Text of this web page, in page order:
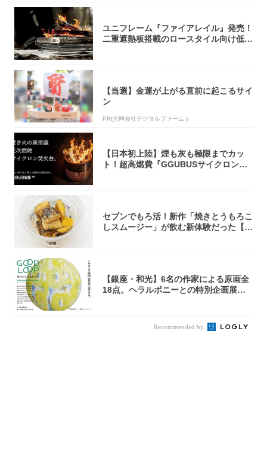
ユニフレーム『ファイアレイル』発売！
二重遮熱板搭載のロースタイル向け低型
【当選】金運が上がる直前に起こるサイ
ン
PR(合同会社デジタルファーム )
【日本初上陸】煙も灰も極限までカッ
ト！超高燃費『GGUBUSサイクロン焚
セブンでもろ活！新作「焼きとうもろこ
しスムージー」が飲む新体験だった【東
【銀座・和光】6名の作家による原画全
18点。ヘラルボニーとの特別企画展「G
Recommended by